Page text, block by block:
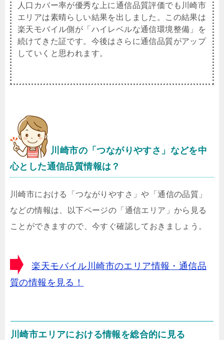
人口カバー率が優秀な上に通信品質評価でも川崎市
エリアは素晴らしい結果を出しました。この結果は
楽天モバイル側が「ハイレベルな通信環境整備」を
続けてきた証です。今後はさらに通信品質がアップ
していくと思われます。
川崎市の「つながりやすさ」などを中
心とした通信品質情報は？
川崎市における「つながりやすさ」や「通信の品質」
などの情報は、以下ページの「通信エリア」から見る
ことができますので、今すぐ確認しておきましょう。
楽天モバイル川崎市のエリア情報・通信品
質の情報を見る！
川崎市エリアにおける情報を総合的に見る